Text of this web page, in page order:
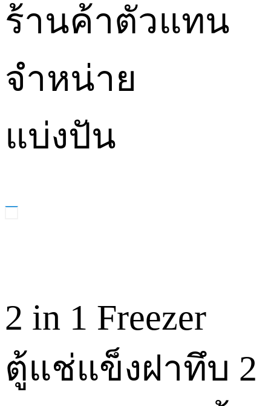
ร้านค้าตัวแทน
จำหน่าย
แบ่งปัน
2 in 1 Freezer
ตู้แช่แข็งฝาทึบ 2